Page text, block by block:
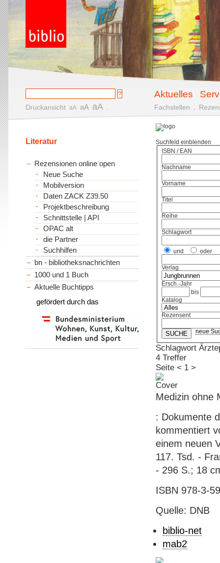
Aktuelles
Druckansicht aA aA aA Fachstellen
Suchfeld einblenden
ISBN / EAN
Nachname
Vorname
Titel
Reihe
Schlagwort
und oder
Verlag
Ersch.-Jahr
bis
Katalog
Rezensent
neue
Schlagwort
4 Treffer
Seite < 1 >
Medizin ohne
: Dokumente
kommentiert
einem neuen
117. Tsd. -
- 296 S.; 18
ISBN 978-3-
Quelle: DNB
biblio-net
mab2
Literatur
Rezensionen online open
Neue Suche
Mobilversion
Daten ZACK Z39.50
Projektbeschreibung
Schnittstelle | API
OPAC alt
die Partner
Suchhilfen
bn - bibliotheksnachrichten
1000 und 1 Buch
Aktuelle Buchtipps
gefördert durch das